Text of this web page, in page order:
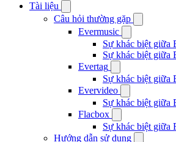
Tài liệu
Câu hỏi thường gặp
Evermusic
Sự khác biệt giữa
Sự khác biệt giữa
Evertag
Sự khác biệt giữa
Evervideo
Sự khác biệt giữa
Flacbox
Sự khác biệt giữa
Hướng dẫn sử dụng